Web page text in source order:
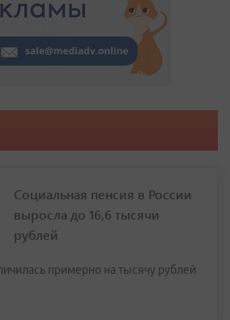
Социальная пенсия в России
выросла до 16,6 тысячи
рублей
примерно на тысячу рублей